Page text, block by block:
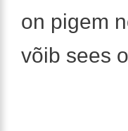
on pigem
võib sees